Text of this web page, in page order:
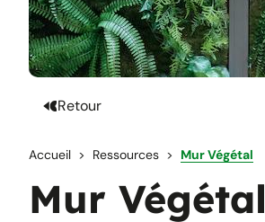
Retour
Accueil Ressources Mur Végétal
Mur Végétal